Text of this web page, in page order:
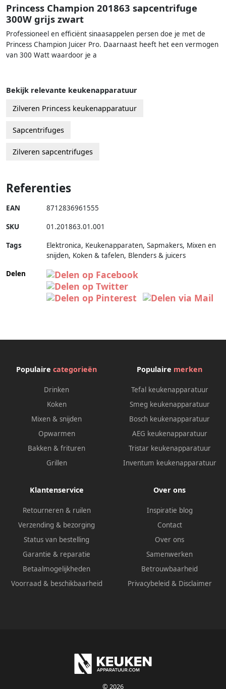
Princess Champion 201863 sapcentrifuge
300W grijs zwart
Professioneel en efficiënt sinaasappelen persen doe je met de
Princess Champion Juicer Pro. Daarnaast heeft het een vermogen
van 300 Watt waardoor je a
Bekijk relevante keukenapparatuur
Zilveren Princess keukenapparatuur
Sapcentrifuges
Zilveren sapcentrifuges
Referenties
EAN 8712836961555
SKU 01.201863.01.001
Tags
Elektronica, Keukenapparaten, Sapmakers, Mixen en
snijden, Koken & tafelen, Blenders & juicers
Delen
Populaire categorieën
Drinken
Koken
Mixen & snijden
Opwarmen
Bakken & frituren
Grillen
Populaire merken
Tefal keukenapparatuur
Smeg keukenapparatuur
Bosch keukenapparatuur
AEG keukenapparatuur
Tristar keukenapparatuur
Inventum keukenapparatuur
Klantenservice
Retourneren & ruilen
Verzending & bezorging
Status van bestelling
Garantie & reparatie
Betaalmogelijkheden
Voorraad & beschikbaarheid
Over ons
Inspiratie blog
Contact
Over ons
Samenwerken
Betrouwbaarheid
Privacybeleid & Disclaimer
© 2026